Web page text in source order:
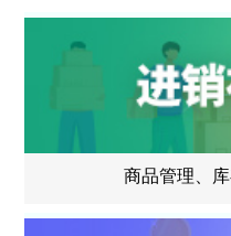
商品管理、